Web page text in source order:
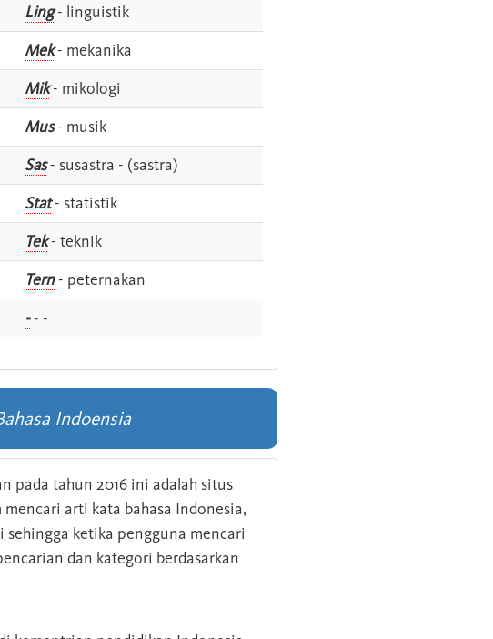
Ling- linguistik
Mek- mekanika
Mik- mikologi
Mus- musik
Sas- susastra - (sastra)
Stat- statistik
Tek- teknik
Tern- peternakan
-- -
Indoensia
pada tahun 2016 ini adalah situs
arti kata bahasa Indonesia,
ketika pengguna mencari
dan kategori berdasarkan